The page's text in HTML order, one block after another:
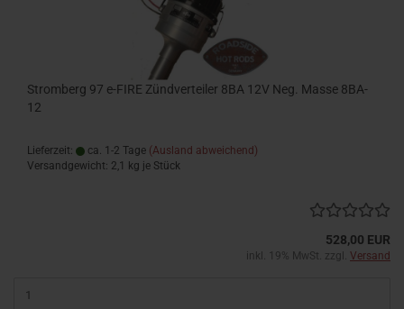
Stromberg 97 e-FIRE Zündverteiler 8BA 12V Neg. Masse 8BA-
12
Lieferzeit: ca. 1-2 Tage (Ausland abweichend)
Versandgewicht: 2,1 kg je Stück
528,00 EUR
inkl. 19% MwSt. zzgl. Versand